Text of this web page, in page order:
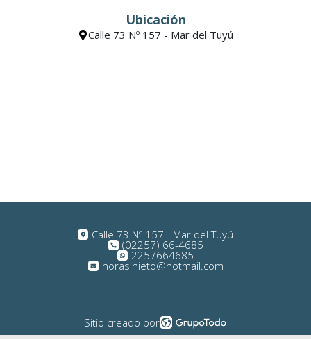
Ubicación
Calle 73 Nº 157 - Mar del Tuyú
Calle 73 Nº 157 - Mar del Tuyú
(02257) 66-4685
2257664685
norasinieto@hotmail.com
Sitio creado por